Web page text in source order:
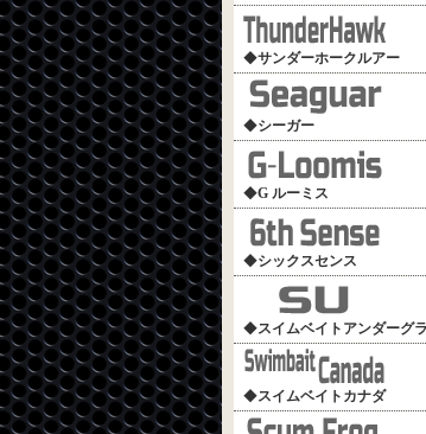
◆サンダーホークルアー
◆シーガー
◆G ルーミス
◆シックスセンス
◆スイムベイトアンダーグ
◆スイムベイトカナダ